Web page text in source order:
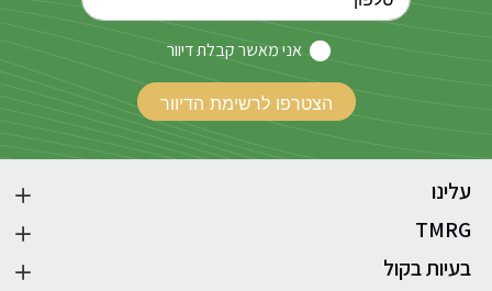
אני מאשר קבלת דיוור
עלינו
TMRG
בעיות בקול